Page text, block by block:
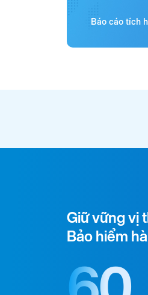
Báo cáo tích
Giữ vững vị
Bảo hiểm